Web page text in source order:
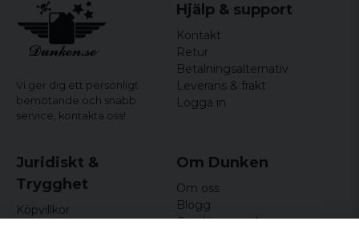
Vi ger dig ett personligt
bemötande och snabb
service, kontakta oss!
Hjälp & support
Kontakt
Retur
Betalningsalternativ
Leverans & frakt
Logga in
Juridiskt &
Trygghet
Köpvillkor
Om Dunken
Om oss
Blogg
Omdömen och